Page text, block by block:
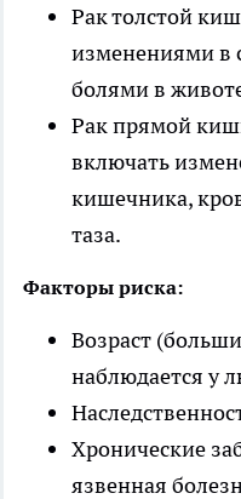
Рак толстой
изменениями в
болями в
Рак прямой
включать
кишечника,
таза.
Факторы риска:
Возраст
наблюдается у
Хронические
язвенная